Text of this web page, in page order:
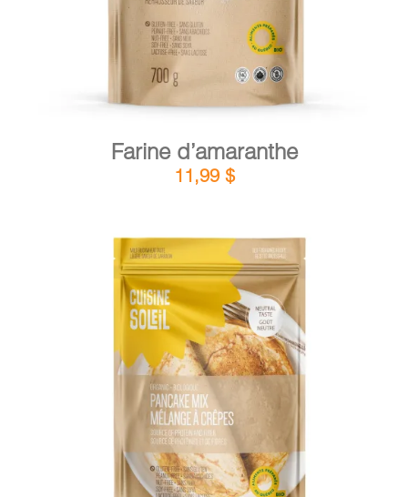
Farine d’amaranthe
11,99 $
AJOUTER AU PANIER